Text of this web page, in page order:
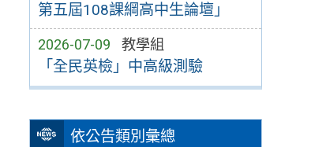
第五屆108課綱高中生論壇」
2026-07-09 教學組
「全民英檢」中高級測驗
依公告類別彙總